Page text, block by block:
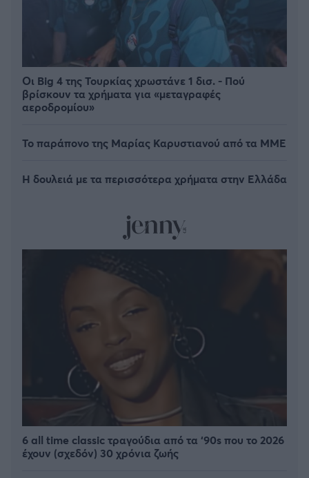
Οι Big 4 της Τουρκίας χρωστάνε 1 δισ. - Πού
βρίσκουν τα χρήματα για «μεταγραφές
αεροδρομίου»
Το παράπονο της Μαρίας Καρυστιανού από τα ΜΜΕ
Η δουλειά με τα περισσότερα χρήματα στην Ελλάδα
6 all time classic τραγούδια από τα ‘90s που το 2026
έχουν (σχεδόν) 30 χρόνια ζωής